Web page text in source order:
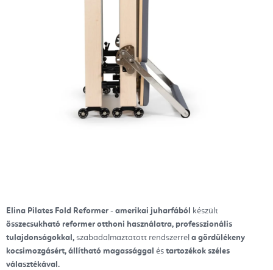
Elina Pilates Fold Reformer - amerikai juharfából
készült
összecsukható reformer otthoni használatra, professzionális
tulajdonságokkal, szabadalmaztatott rendszerrel a gördülékeny
kocsimozgásért, állítható magassággal és tartozékok széles
választékával.